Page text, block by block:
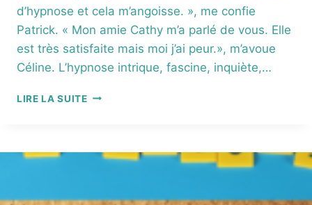
d’hypnose et cela m’angoisse. », me confie
Patrick. « Mon amie Cathy m’a parlé de vous. Elle
est très satisfaite mais moi j’ai peur.», m’avoue
Céline. L’hypnose intrique, fascine, inquiète,…
LIRE LA SUITEHYPNOSE :
PEUR ! »
DE